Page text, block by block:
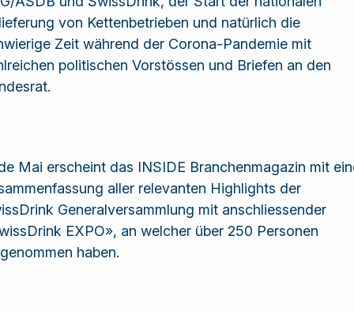
von Kettenbetrieben und natürlich die
Zeit während der Corona-Pandemie mit
politischen Vorstössen und Briefen an den
Mai erscheint das INSIDE Branchenmagazin mit
aller relevanten Highlights der
Generalversammlung mit anschliessender
EXPO», an welcher über 250 Personen
haben.